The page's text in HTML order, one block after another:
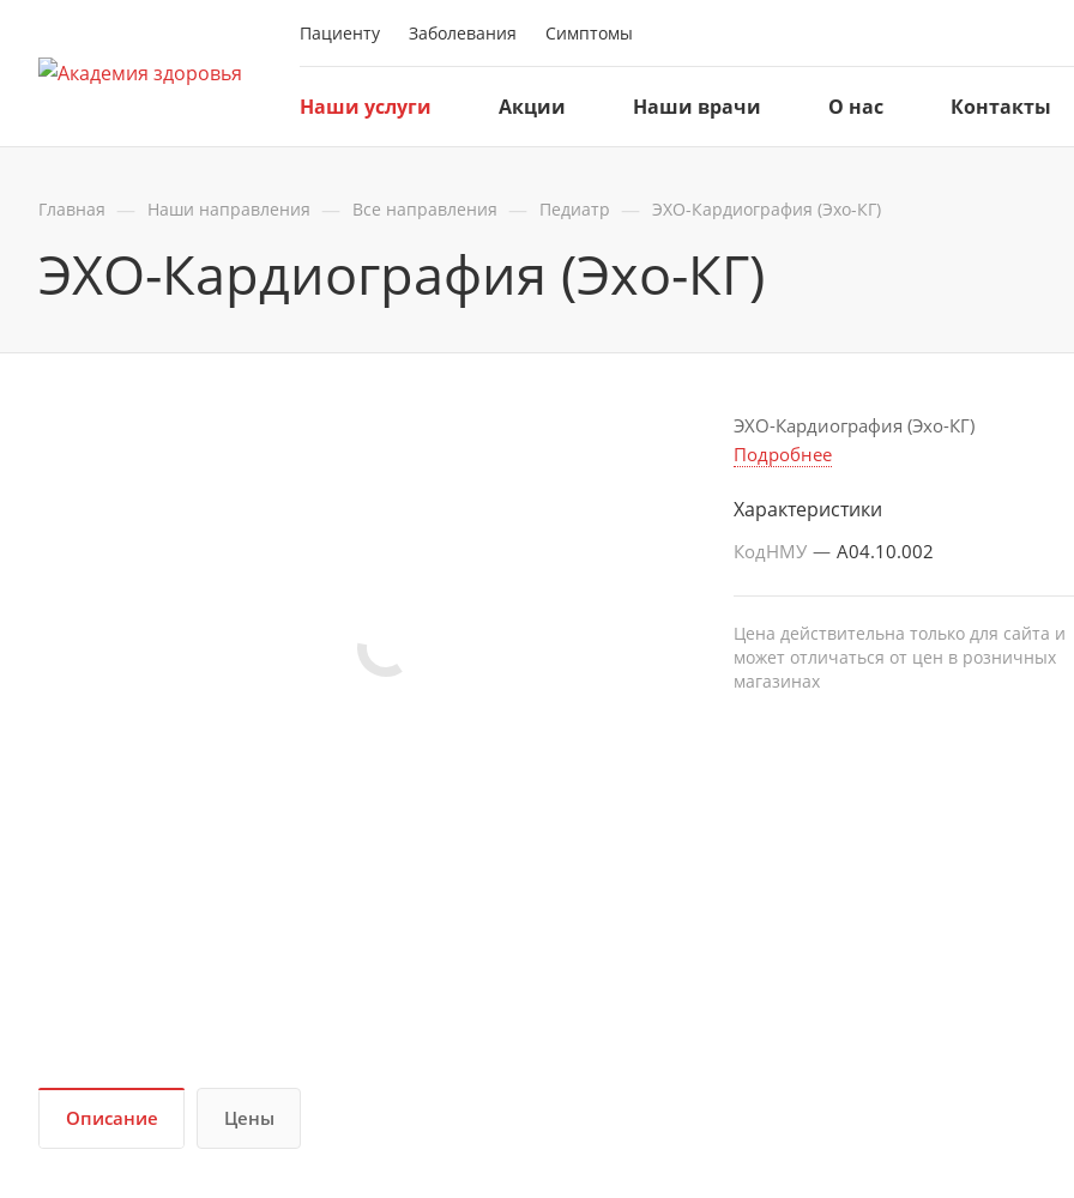
Пациенту Заболевания Симптомы
Наши услуги Акции Наши врачи О нас Контакты
Главная — Наши направления — Все направления — Педиатр — ЭХО-Кардиография (Эхо-КГ)
ЭХО-Кардиография (Эхо-КГ)
ЭХО-Кардиография (Эхо-КГ)
Подробнее
Характеристики
КодНМУ — A04.10.002
Цена действительна только для сайта и
может отличаться от цен в розничных
магазинах
Описание Цены